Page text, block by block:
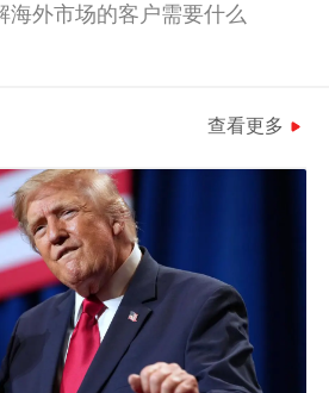
海外市场的客户需要什么
查看更多